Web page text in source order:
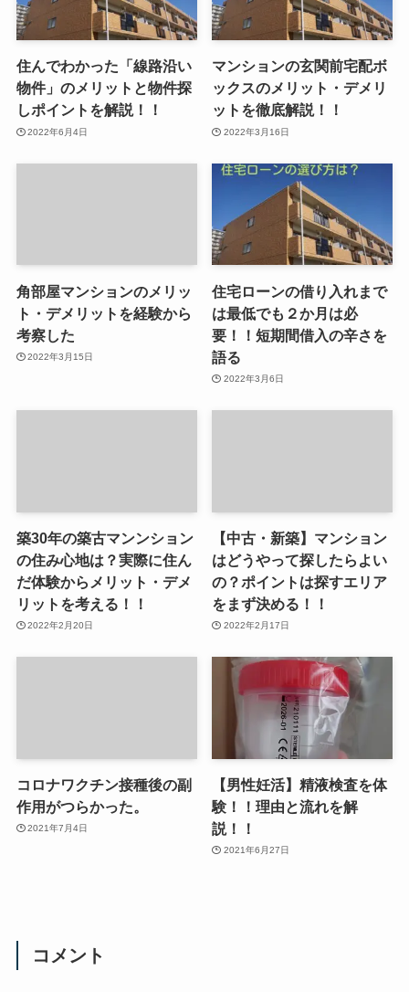
住んでわかった「線路沿い
物件」のメリットと物件探
しポイントを解説！！
2022年6月4日
マンションの玄関前宅配ボ
ックスのメリット・デメリ
ットを徹底解説！！
2022年3月16日
角部屋マンションのメリッ
ト・デメリットを経験から
考察した
2022年3月15日
住宅ローンの借り入れまで
は最低でも２か月は必
要！！短期間借入の辛さを
語る
2022年3月6日
築30年の築古マンンション
の住み心地は？実際に住ん
だ体験からメリット・デメ
リットを考える！！
2022年2月20日
【中古・新築】マンション
はどうやって探したらよい
の？ポイントは探すエリア
をまず決める！！
2022年2月17日
コロナワクチン接種後の副
作用がつらかった。
2021年7月4日
【男性妊活】精液検査を体
験！！理由と流れを解
説！！
2021年6月27日
コメント